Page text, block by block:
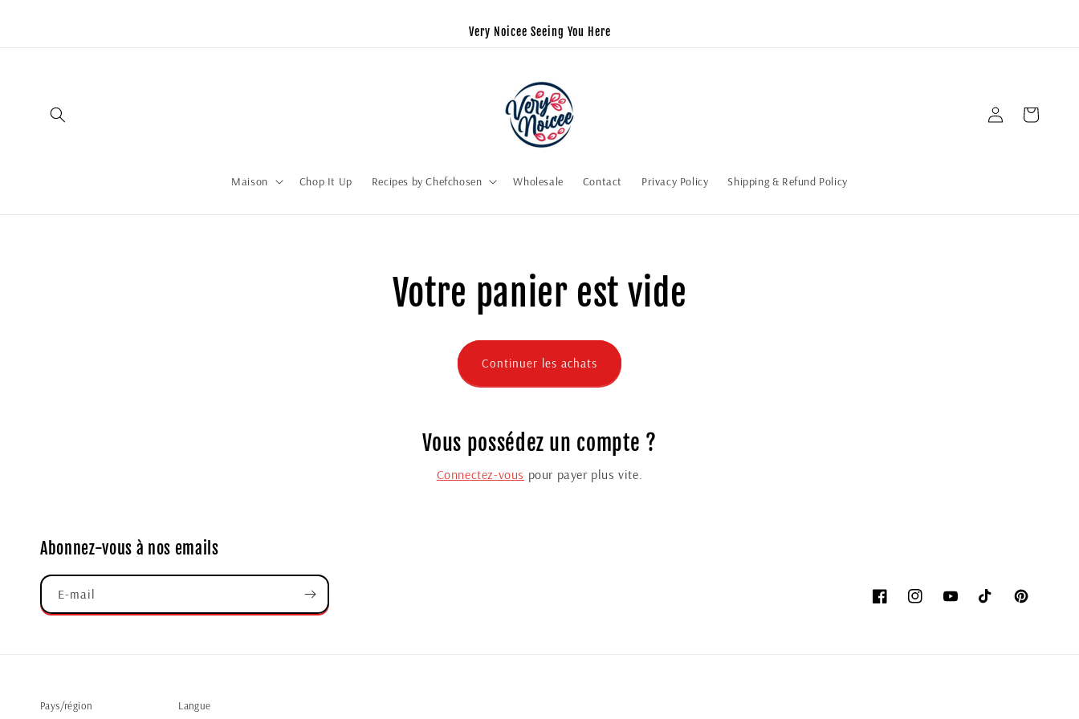
Very Noicee Seeing You Here
Maison Chop It Up Recipes by Chefchosen Wholesale Contact Privacy Policy Shipping & Refund Policy
Connexion Panier
Votre panier est vide
Continuer les achats
Vous possédez un compte ?
Connectez-vous pour payer plus vite.
Abonnez-vous à nos emails
E-mail
Pays/région Langue